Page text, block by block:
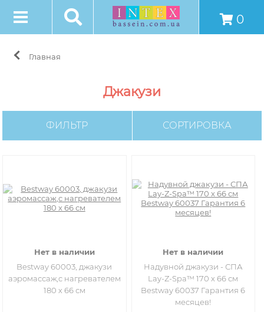
0
Главная
Джакузи
ФИЛЬТР СОРТИРОВКА
Нет в наличии
Bestway 60003, джакузи
аэромассаж,c нагревателем
180 х 66 см
Нет в наличии
Надувной джакузи - СПА
Lay-Z-Spa™ 170 х 66 см
Bestway 60037 Гарантия 6
месяцев!